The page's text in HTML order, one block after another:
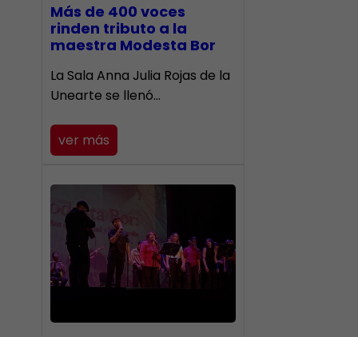
Más de 400 voces
rinden tributo a la
maestra Modesta Bor
​La Sala Anna Julia Rojas de la
Unearte se llenó…
ver más